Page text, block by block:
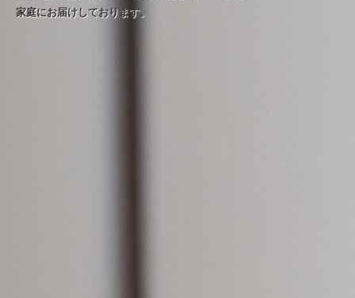
家庭にお届けしております。